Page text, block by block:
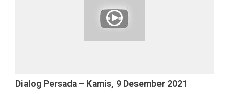
Dialog Persada – Kamis, 9 Desember 2021